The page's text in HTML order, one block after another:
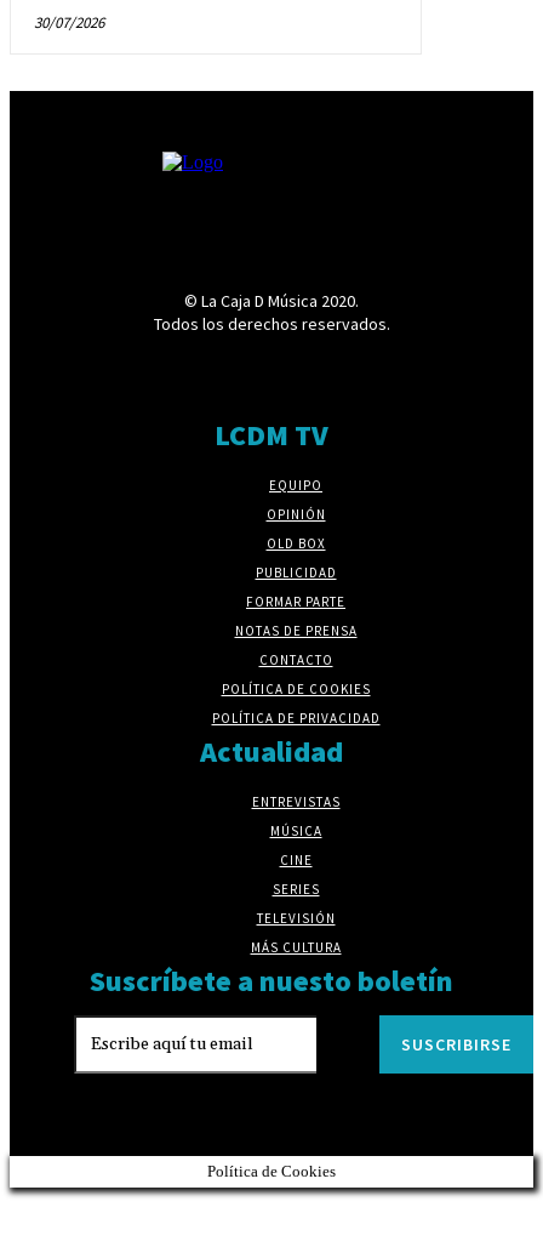
30/07/2026
© La Caja D Música 2020.
Todos los derechos reservados.
LCDM TV
EQUIPO
OPINIÓN
OLD BOX
PUBLICIDAD
FORMAR PARTE
NOTAS DE PRENSA
CONTACTO
POLÍTICA DE COOKIES
POLÍTICA DE PRIVACIDAD
Actualidad
ENTREVISTAS
MÚSICA
CINE
SERIES
TELEVISIÓN
MÁS CULTURA
Suscríbete a nuesto boletín
SUSCRIBIRSE
Política de Cookies